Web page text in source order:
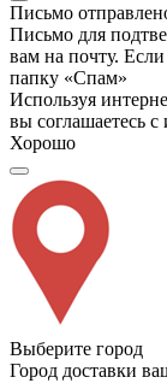
Письмо
Письмо для
вам на почту.
папку «Спам»
Используя
вы соглашаетесь
Хорошо
Выберите город
Город доставки